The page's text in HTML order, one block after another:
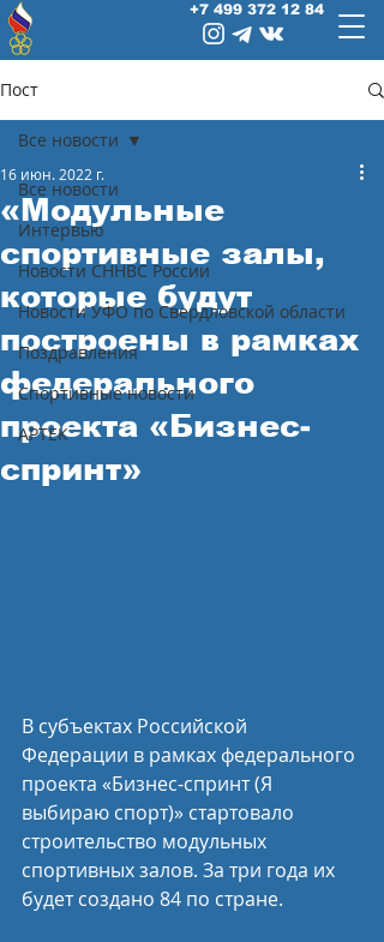
+7 499 372 12 84
Пост
Все новости
Интервью
Новости СННВС России
Новости УФО по Свердловской области
Поздравления
Спортивные новости
АРТЕК
Все новости
«Модульные
спортивные залы,
которые будут
построены в рамках
федерального
проекта «Бизнес-
спринт»
16 июн. 2022 г.
В субъектах Российской
Федерации в рамках федерального
проекта «Бизнес-спринт (Я
выбираю спорт)» стартовало
строительство модульных
спортивных залов. За три года их
будет создано 84 по стране.